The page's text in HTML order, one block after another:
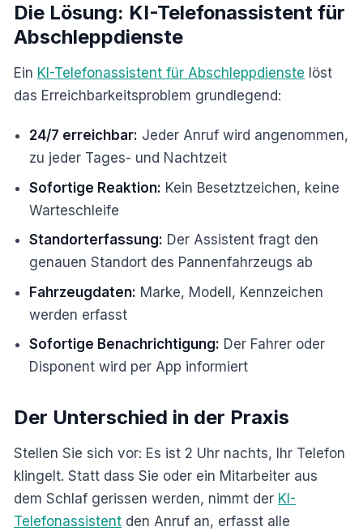
Die Lösung: KI-Telefonassistent für
Abschleppdienste
Ein KI-Telefonassistent für Abschleppdienste löst
das Erreichbarkeitsproblem grundlegend:
24/7 erreichbar: Jeder Anruf wird angenommen,
zu jeder Tages- und Nachtzeit
Sofortige Reaktion: Kein Besetztzeichen, keine
Warteschleife
Standorterfassung: Der Assistent fragt den
genauen Standort des Pannenfahrzeugs ab
Fahrzeugdaten: Marke, Modell, Kennzeichen
werden erfasst
Sofortige Benachrichtigung: Der Fahrer oder
Disponent wird per App informiert
Der Unterschied in der Praxis
Stellen Sie sich vor: Es ist 2 Uhr nachts, Ihr Telefon
klingelt. Statt dass Sie oder ein Mitarbeiter aus
dem Schlaf gerissen werden, nimmt der KI-
Telefonassistent den Anruf an, erfasst alle